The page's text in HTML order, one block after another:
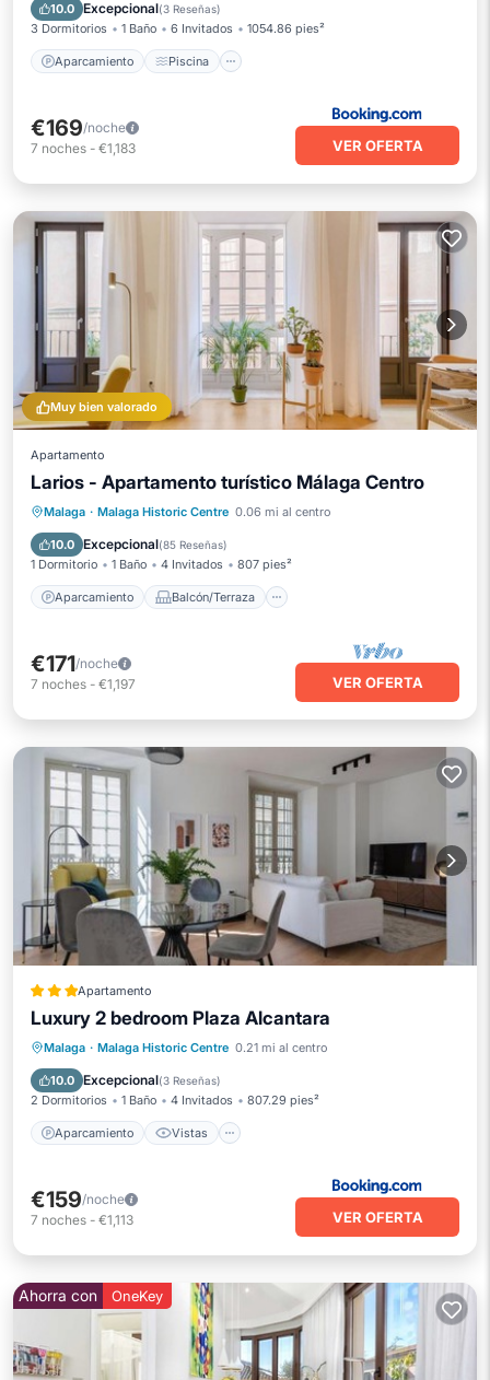
10.0 Excepcional(3 Reseñas)
3 Dormitorios 1 Baño 6 Invitados 1054.86 pies²
Aparcamiento Piscina
€169/noche
7 noches - €1,183 VER OFERTA
Muy bien valorado
Apartamento
Larios - Apartamento turístico Málaga Centro
Malaga · Malaga Historic Centre 0.06 mi al centro
10.0 Excepcional(85 Reseñas)
1 Dormitorio 1 Baño 4 Invitados 807 pies²
Aparcamiento Balcón/Terraza
Aparcamiento
Balcón/Terraza
Cocina
Aire acondicionado
€171/noche
7 noches - €1,197 VER OFERTA
Apartamento
Luxury 2 bedroom Plaza Alcantara
Malaga · Malaga Historic Centre 0.21 mi al centro
10.0 Excepcional(3 Reseñas)
2 Dormitorios 1 Baño 4 Invitados 807.29 pies²
Aparcamiento Vistas
Aparcamiento
Vistas
Aire acondicionado
€159/noche
7 noches - €1,113 VER OFERTA
Ahorra con OneKey